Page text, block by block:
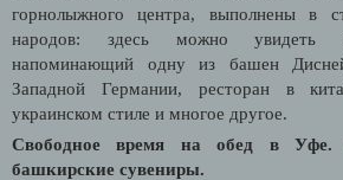
горнолыжного центра, выполнены в
народов: здесь можно увидеть
напоминающий одну из башен
Западной Германии, ресторан в
украинском стиле и многое другое.
Свободное время на обед в Уфе.
башкирские сувениры.